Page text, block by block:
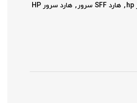
, هارد SFF سرور , هارد سرور HP